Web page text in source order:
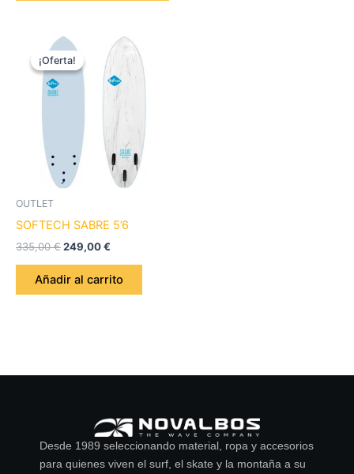
¡Oferta!
¡Oferta!
OUTLET
SOFTECH SABRE 5’6
335,00€
El
precio
original
249,00€
El
precio
actual
es:
249,00 €.
Añadir al carrito
Desde 1989 seleccionando material, ropa y accesorios
para quienes viven el surf, el skate y la montaña a su